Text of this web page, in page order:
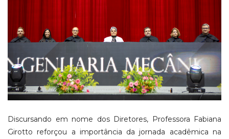
Discursando em nome dos Diretores, Professora Fabiana
Girotto reforçou a importância da jornada acadêmica na